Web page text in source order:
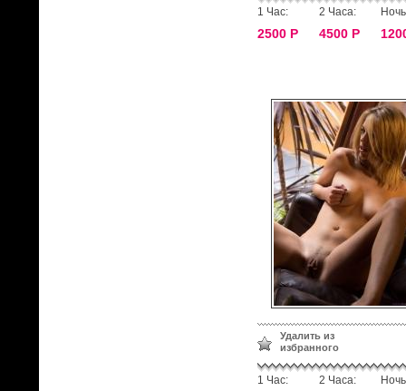
1 Час:
2500 Р
2 Часа:
4500 Р
Удалить из
избранного
1 Час: 2 Часа: